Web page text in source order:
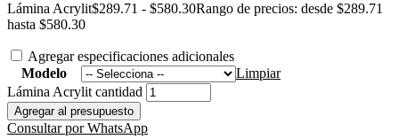
Lámina Acrylit$289.71 - $580.30Rango de precios: desde $289.71
hasta $580.30
Agregar especificaciones adicionales
Modelo
Limpiar
Lámina Acrylit cantidad
Agregar al presupuesto
Consultar por WhatsApp